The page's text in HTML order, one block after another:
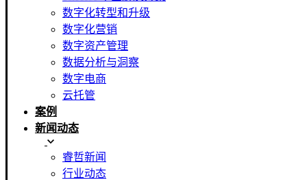
数字化转型和升级
数字化营销
数字资产管理
数据分析与洞察
数字电商
云托管
案例
新闻动态
睿哲新闻
行业动态